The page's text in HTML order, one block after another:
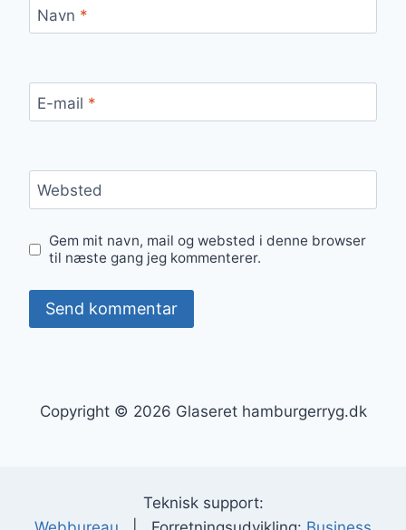
Navn *
E-mail *
Websted
Gem mit navn, mail og websted i denne browser
til næste gang jeg kommenterer.
Copyright © 2026 Glaseret hamburgerryg.dk
Teknisk support: